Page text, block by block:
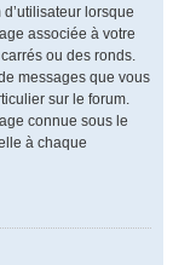
lorsque
associée à votre
ou des ronds.
messages que vous
sur le forum.
connue sous le
à chaque